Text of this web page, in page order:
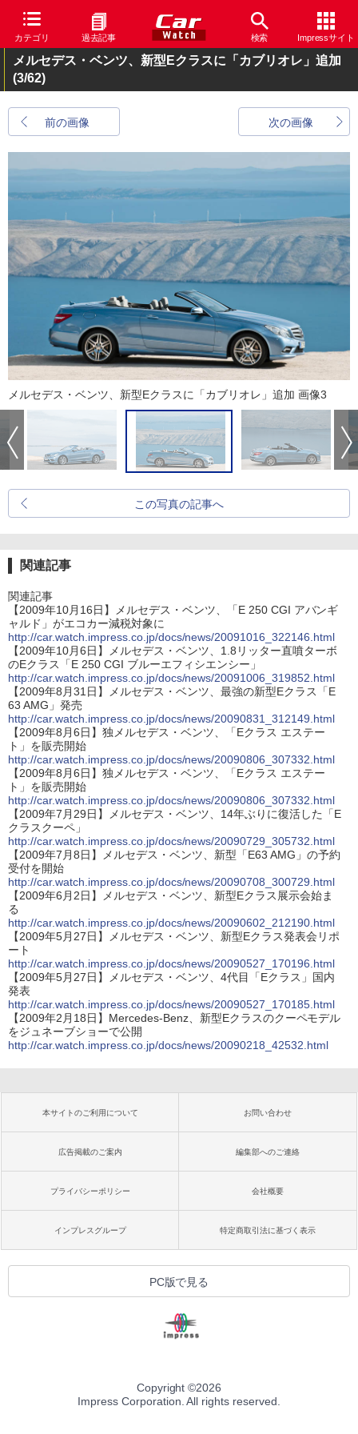
カテゴリ 過去記事 検索 Impressサイト
メルセデス・ベンツ、新型Eクラスに「カブリオレ」追加
(3/62)
前の画像 次の画像
メルセデス・ベンツ、新型Eクラスに「カブリオレ」追加 画像3
この写真の記事へ
関連記事
関連記事
【2009年10月16日】メルセデス・ベンツ、「E 250 CGI アバンギ
ャルド」がエコカー減税対象に
http://car.watch.impress.co.jp/docs/news/20091016_322146.html
【2009年10月6日】メルセデス・ベンツ、1.8リッター直噴ターボ
のEクラス「E 250 CGI ブルーエフィシエンシー」
http://car.watch.impress.co.jp/docs/news/20091006_319852.html
【2009年8月31日】メルセデス・ベンツ、最強の新型Eクラス「E
63 AMG」発売
http://car.watch.impress.co.jp/docs/news/20090831_312149.html
【2009年8月6日】独メルセデス・ベンツ、「Eクラス エステー
ト」を販売開始
http://car.watch.impress.co.jp/docs/news/20090806_307332.html
【2009年8月6日】独メルセデス・ベンツ、「Eクラス エステー
ト」を販売開始
http://car.watch.impress.co.jp/docs/news/20090806_307332.html
【2009年7月29日】メルセデス・ベンツ、14年ぶりに復活した「E
クラスクーペ」
http://car.watch.impress.co.jp/docs/news/20090729_305732.html
【2009年7月8日】メルセデス・ベンツ、新型「E63 AMG」の予約
受付を開始
http://car.watch.impress.co.jp/docs/news/20090708_300729.html
【2009年6月2日】メルセデス・ベンツ、新型Eクラス展示会始ま
る
http://car.watch.impress.co.jp/docs/news/20090602_212190.html
【2009年5月27日】メルセデス・ベンツ、新型Eクラス発表会リポ
ート
http://car.watch.impress.co.jp/docs/news/20090527_170196.html
【2009年5月27日】メルセデス・ベンツ、4代目「Eクラス」国内
発表
http://car.watch.impress.co.jp/docs/news/20090527_170185.html
【2009年2月18日】Mercedes-Benz、新型Eクラスのクーペモデル
をジュネーブショーで公開
http://car.watch.impress.co.jp/docs/news/20090218_42532.html
本サイトのご利用について お問い合わせ
広告掲載のご案内 編集部へのご連絡
プライバシーポリシー 会社概要
インプレスグループ 特定商取引法に基づく表示
PC版で見る
Copyright ©2026
Impress Corporation. All rights reserved.